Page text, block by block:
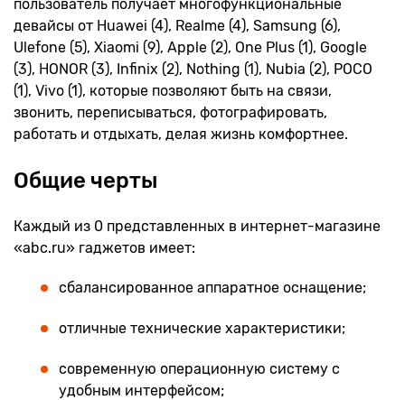
пользователь получает многофункциональные
девайсы от Huawei (4), Realme (4), Samsung (6),
Ulefone (5), Xiaomi (9), Apple (2), One Plus (1), Google
(3), HONOR (3), Infinix (2), Nothing (1), Nubia (2), POCO
(1), Vivo (1), которые позволяют быть на связи,
звонить, переписываться, фотографировать,
работать и отдыхать, делая жизнь комфортнее.
Общие черты
Каждый из 0 представленных в интернет-магазине
«abc.ru» гаджетов имеет:
сбалансированное аппаратное оснащение;
отличные технические характеристики;
современную операционную систему с
удобным интерфейсом;